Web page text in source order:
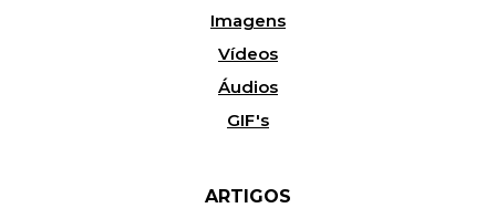
Imagens
Vídeos
Áudios
GIF's
ARTIGOS